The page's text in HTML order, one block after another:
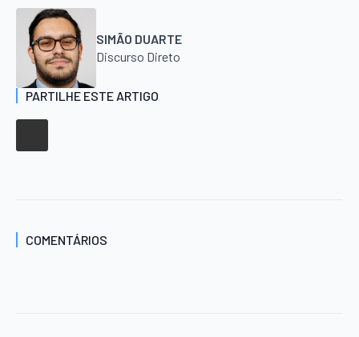
SIMÃO DUARTE
Discurso Direto
PARTILHE ESTE ARTIGO
COMENTÁRIOS